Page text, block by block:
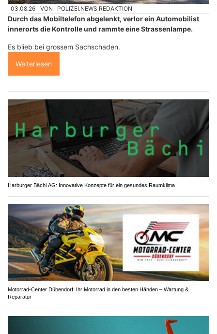
03.08.26 VON POLIZEI.NEWS REDAKTION
Durch das Mobiltelefon abgelenkt, verlor ein Automobilist
innerorts die Kontrolle und rammte eine Strassenlampe.
Es blieb bei grossem Sachschaden.
Weiterlesen
Harburger Bächi AG: Innovative Konzepte für ein gesundes Raumklima
Motorrad-Center Dübendorf: Ihr Motorrad in den besten Händen – Wartung &
Reparatur